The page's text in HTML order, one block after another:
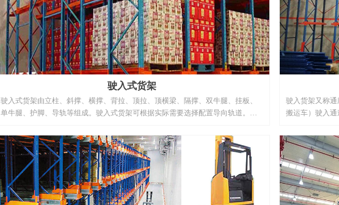
驶入式货架
驶入式货架由立柱、斜撑、横撑、背拉、顶拉、顶横梁、隔撑、双牛腿、挂板、
单牛腿、护脚、导轨等组成。驶入式货架可根据实际需要选择配置导向轨道。驶
于各排货架之间的巷道，将货架合并在一起，使同一层、同一列的货物互相接
着，最大限度地提高库容利用率。驶入式货架广泛应用于 用于大批量、少品种的
货物存储，这类货物包装统一、产品单一，如：食品、烟草、冷库等库房。
驶入货架又称
搬运车）驶入通